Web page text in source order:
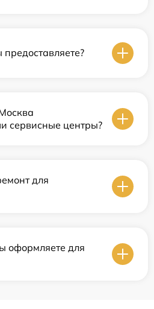
сервисные центры?
для
оформляете для